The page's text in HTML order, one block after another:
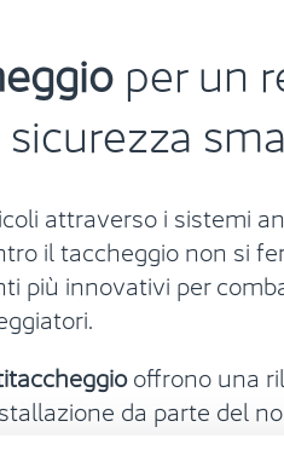
per un
attraverso i sistemi
il taccheggio non si
più innovativi per
offrono una
da parte del